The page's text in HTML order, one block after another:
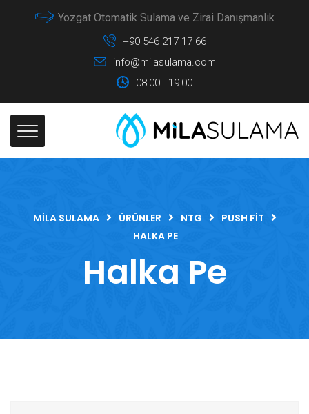
Yozgat Otomatik Sulama ve Zirai Danışmanlık
+90 546 217 17 66
info@milasulama.com
08:00 - 19:00
MILA SULAMA ÜRÜNLER NTG
PUSH FIT
HALKA PE
Halka Pe